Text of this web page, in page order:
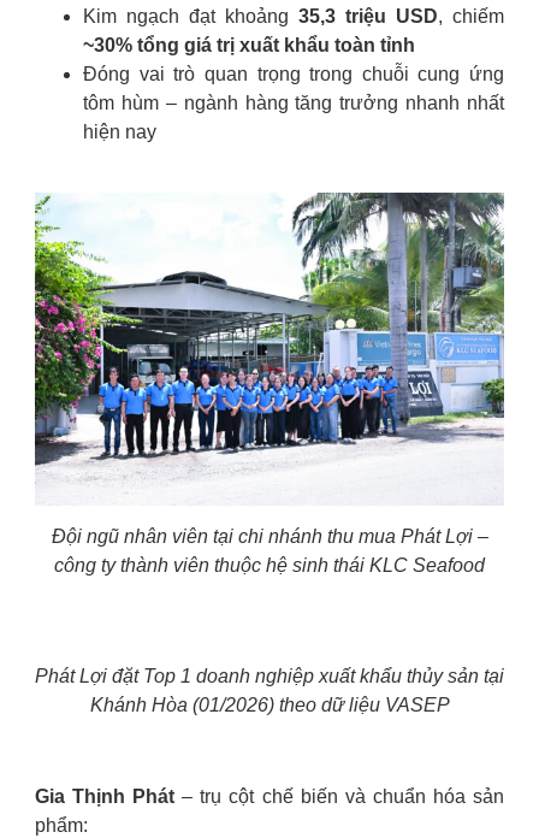
Kim ngạch đạt khoảng 35,3 triệu USD, chiếm
~30% tổng giá trị xuất khẩu toàn tỉnh
Đóng vai trò quan trọng trong chuỗi cung ứng
tôm hùm – ngành hàng tăng trưởng nhanh nhất
hiện nay
Đội ngũ nhân viên tại chi nhánh thu mua Phát Lợi –
công ty thành viên thuộc hệ sinh thái KLC Seafood
Phát Lợi đặt Top 1 doanh nghiệp xuất khẩu thủy sản tại
Khánh Hòa (01/2026)theo dữ liệu VASEP
Gia Thịnh Phát – trụ cột chế biến và chuẩn hóa sản
phẩm: